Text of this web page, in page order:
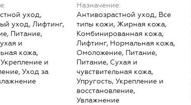
уход,
уход, Лифтинг,
Питание,
и
кожа,
и
Уход за
Назначение
Антивозрастной уход, Все
типы кожи, Жирная кожа,
Комбинированная кожа,
Лифтинг, Нормальная кожа,
Омоложение, Питание,
Питание, Сухая и
чувствительная кожа,
Упругость, Укрепление и
восстановление,
Увлажнение